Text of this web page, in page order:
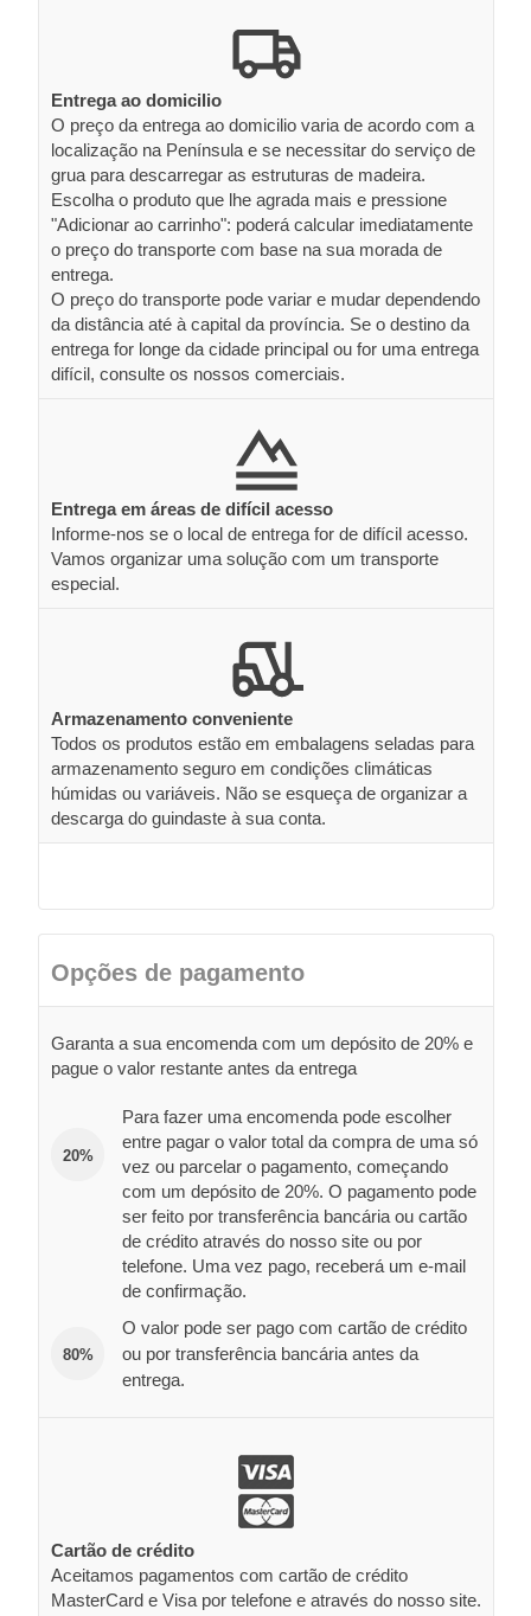
Entrega ao domicilio
O preço da entrega ao domicilio varia de acordo com a
localização na Península e se necessitar do serviço de
grua para descarregar as estruturas de madeira.
Escolha o produto que lhe agrada mais e pressione
"Adicionar ao carrinho": poderá calcular imediatamente
o preço do transporte com base na sua morada de
entrega.
O preço do transporte pode variar e mudar dependendo
da distância até à capital da província. Se o destino da
entrega for longe da cidade principal ou for uma entrega
difícil, consulte os nossos comerciais.
Entrega em áreas de difícil acesso
Informe-nos se o local de entrega for de difícil acesso.
Vamos organizar uma solução com um transporte
especial.
Armazenamento conveniente
Todos os produtos estão em embalagens seladas para
armazenamento seguro em condições climáticas
húmidas ou variáveis. Não se esqueça de organizar a
descarga do guindaste à sua conta.
Opções de pagamento
Garanta a sua encomenda com um depósito de 20% e
pague o valor restante antes da entrega
20%
Para fazer uma encomenda pode escolher
entre pagar o valor total da compra de uma só
vez ou parcelar o pagamento, começando
com um depósito de 20%. O pagamento pode
ser feito por transferência bancária ou cartão
de crédito através do nosso site ou por
telefone. Uma vez pago, receberá um e-mail
de confirmação.
80%
O valor pode ser pago com cartão de crédito
ou por transferência bancária antes da
entrega.
Cartão de crédito
Aceitamos pagamentos com cartão de crédito
MasterCard e Visa por telefone e através do nosso site.